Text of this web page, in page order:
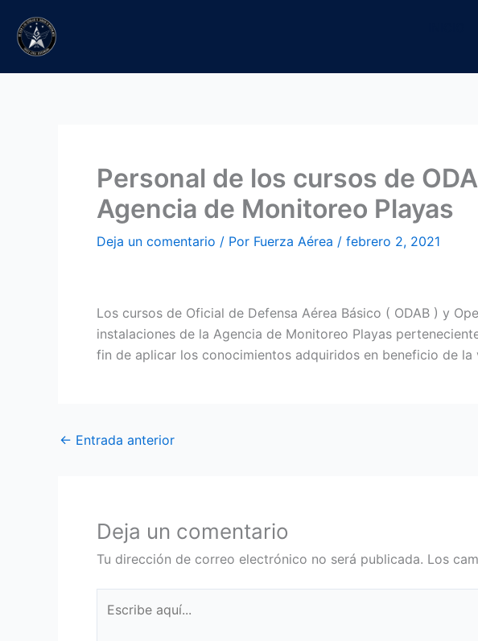
contenido
Personal de los cursos de
Agencia de Monitoreo Playas
Deja un comentario / Por Fuerza Aérea / febrero 2, 2021
Los cursos de Oficial de Defensa Aérea Básico ( ODAB ) y
instalaciones de la Agencia de Monitoreo Playas
fin de aplicar los conocimientos adquiridos en beneficio de la
← Entrada anterior
Deja un comentario
Tu dirección de correo electrónico no será publicada. Los
aquí...